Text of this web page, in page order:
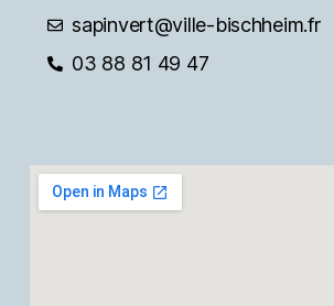
sapinvert@ville-bischheim.fr
03 88 81 49 47